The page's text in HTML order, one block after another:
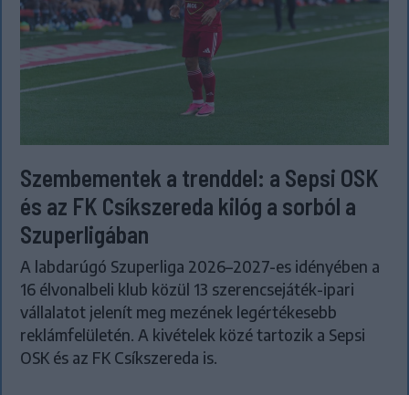
Szembementek a trenddel: a Sepsi OSK
és az FK Csíkszereda kilóg a sorból a
Szuperligában
A labdarúgó Szuperliga 2026–2027-es idényében a
16 élvonalbeli klub közül 13 szerencsejáték-ipari
vállalatot jelenít meg mezének legértékesebb
reklámfelületén. A kivételek közé tartozik a Sepsi
OSK és az FK Csíkszereda is.